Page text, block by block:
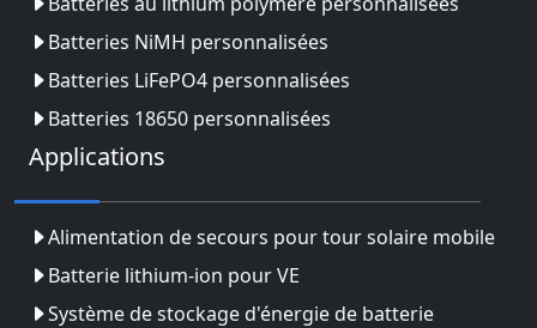
Batteries NiMH personnalisées
Batteries LiFePO4 personnalisées
Batteries 18650 personnalisées
Applications
Alimentation de secours pour tour solaire mobile
Batterie lithium-ion pour VE
Système de stockage d'énergie de batterie